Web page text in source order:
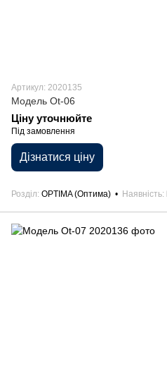
Артикул: 2020135
Модель Ot-06
Ціну уточнюйте
Під замовлення
Дізнатися ціну
Розділ OPTIMA (Оптима) Наявність